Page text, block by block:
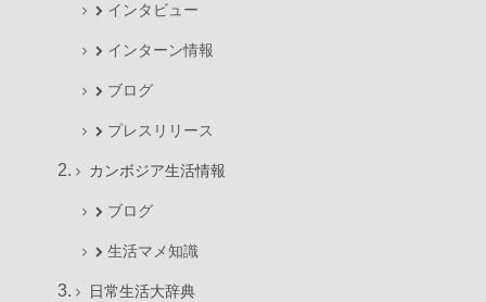
インタビュー
インターン情報
ブログ
プレスリリース
カンボジア生活情報
ブログ
生活マメ知識
日常生活大辞典